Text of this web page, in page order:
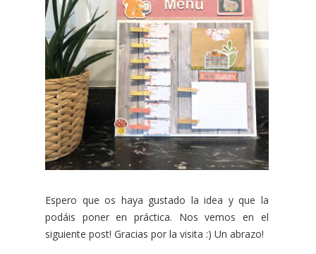
Espero que os haya gustado la idea y que la
podáis poner en práctica. Nos vemos en el
siguiente post! Gracias por la visita :) Un abrazo!